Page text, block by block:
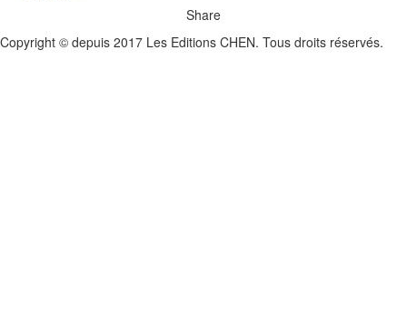
Share
Copyright © depuis 2017 Les Editions CHEN. Tous droits réservés.